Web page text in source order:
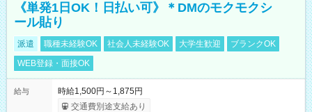
《単発1日OK！日払い可》＊DMのモクモクシ
ール貼り
派遣 職種未経験OK 社会人未経験OK 大学生歓迎
ブランクOK
WEB登録・面接OK
給与
時給1,500円～1,875円
交通費別途支給あり